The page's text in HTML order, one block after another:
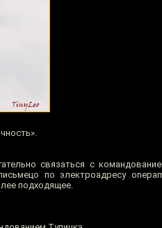
связаться с
по электроадресу
подходящее.